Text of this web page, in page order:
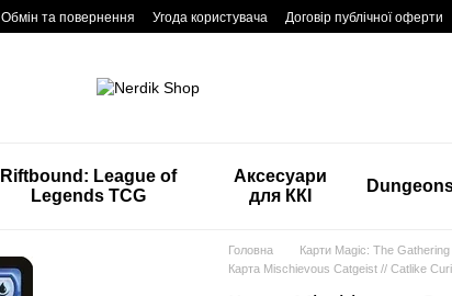
Обмін та повернення Угода користувача Договір публічної оферти
Riftbound: League of
Legends TCG
Аксесуари
для ККІ
Головна
Карти Magic: The Gathering
Карта Mischievous Catgeist // Catlike